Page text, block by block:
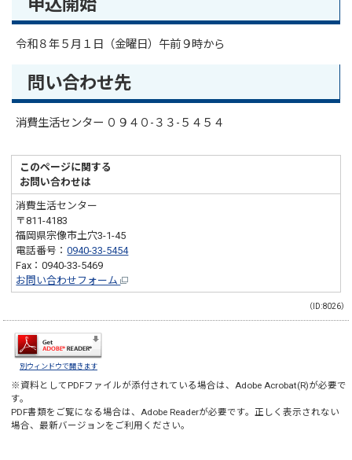
令和８年５月１日（金曜日）午前９時から
問い合わせ先
消費生活センター ０９４０-３３-５４５４
このページに関する
お問い合わせは
消費生活センター
〒811-4183
福岡県宗像市土穴3-1-45
電話番号：0940-33-5454
Fax：0940-33-5469
お問い合わせフォーム
（ID:8026）
別ウィンドウで開きます
※資料としてPDFファイルが添付されている場合は、Adobe Acrobat(R)が必要で
す。
PDF書類をご覧になる場合は、Adobe Readerが必要です。正しく表示されない
場合、最新バージョンをご利用ください。